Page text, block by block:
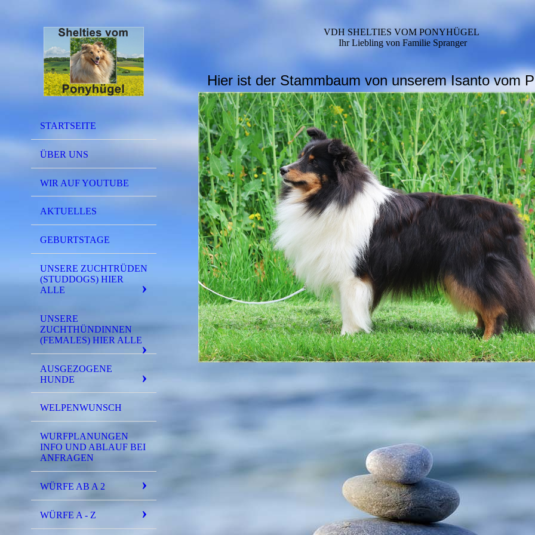
STARTSEITE
ÜBER UNS
WIR AUF YOUTUBE
AKTUELLES
GEBURTSTAGE
UNSERE ZUCHTRÜDEN
(STUDDOGS) HIER
ALLE
UNSERE
ZUCHTHÜNDINNEN
(FEMALES) HIER ALLE
AUSGEZOGENE
HUNDE
WELPENWUNSCH
WURFPLANUNGEN
INFO UND ABLAUF BEI
ANFRAGEN
WÜRFE AB A 2
WÜRFE A - Z
VDH SHELTIES VOM PONYHÜGEL
Ihr Liebling von Familie Spranger
Hier ist der Stammbaum von unserem Isanto vom